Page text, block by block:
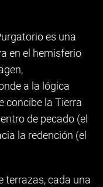
es una
en el hemisferio
a la lógica
concibe la Tierra
de pecado (el
la redención (el
terrazas, cada una